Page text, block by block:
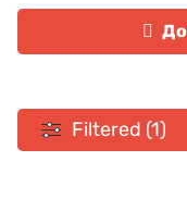
Filtered (1)